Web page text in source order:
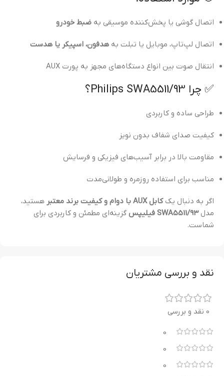
اتصال گوشی یا پخش‌کننده موسیقی به ضبط خودرو
اتصال لپ‌تاپ، موبایل یا تبلت به هدفون، اسپیکر یا هدست
انتقال صوت بین انواع دستگاه‌های مجهز به پورت AUX
✅ چرا Philips SWA5511/93؟
طراحی ساده و کاربردی
کیفیت صدای شفاف بدون نویز
مقاومت بالا در برابر آسیب‌های فیزیکی و فرسایش
مناسب برای استفاده روزمره و طولانی‌مدت
اگر به دنبال یککابل AUX با دوام و کیفیت برند معتبر
هستید،
مدلSWA5511/93 فیلیپس
گزینه‌ای مطمئن و کاربردی برای
شماست.
نقد و بررسی مشتریان
0 نقد و بررسی
0
0
0